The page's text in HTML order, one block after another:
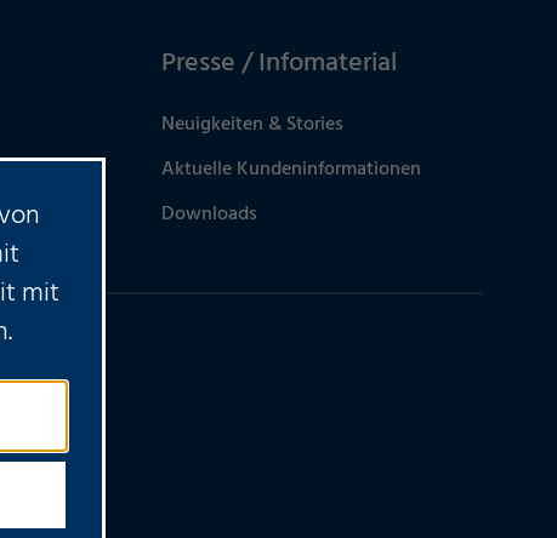
Presse / Infomaterial
Neuigkeiten & Stories
Aktuelle Kundeninformationen
Downloads
mit